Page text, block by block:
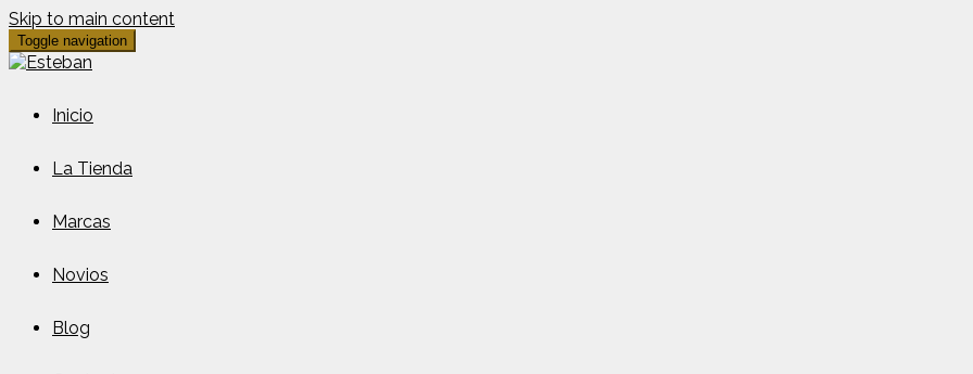
Skip to main content
Toggle navigation
Inicio
La Tienda
Marcas
Novios
Blog